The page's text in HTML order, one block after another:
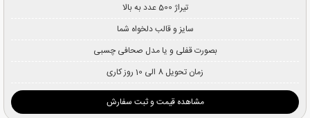
تیراژ 500 عدد به بالا
سایز و قالب دلخواه شما
بصورت قفلی و یا مدل صحافی چسبی
زمان تحویل 8 الی 10 روز کاری
مشاهده قیمت و ثبت سفارش